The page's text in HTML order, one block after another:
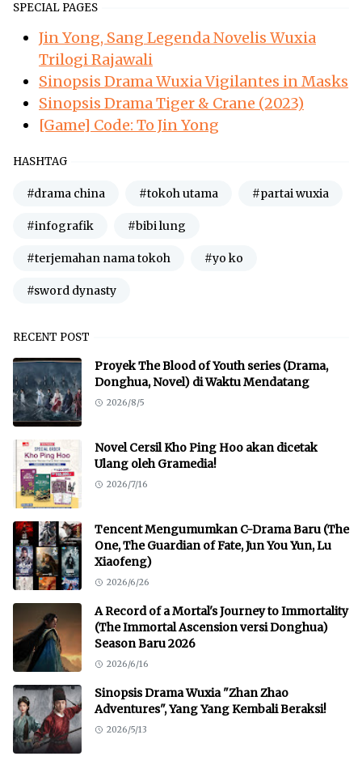
SPECIAL PAGES
Jin Yong, Sang Legenda Novelis Wuxia
Trilogi Rajawali
Sinopsis Drama Wuxia Vigilantes in Masks
Sinopsis Drama Tiger & Crane (2023)
[Game] Code: To Jin Yong
HASHTAG
#drama china #tokoh utama #partai wuxia
#infografik #bibi lung
#terjemahan nama tokoh #yo ko
#sword dynasty
RECENT POST
Proyek The Blood of Youth series (Drama,
Donghua, Novel) di Waktu Mendatang
2026/8/5
Novel Cersil Kho Ping Hoo akan dicetak
Ulang oleh Gramedia!
2026/7/16
Tencent Mengumumkan C-Drama Baru (The
One, The Guardian of Fate, Jun You Yun, Lu
Xiaofeng)
2026/6/26
A Record of a Mortal's Journey to Immortality
(The Immortal Ascension versi Donghua)
Season Baru 2026
2026/6/16
Sinopsis Drama Wuxia "Zhan Zhao
Adventures", Yang Yang Kembali Beraksi!
2026/5/13